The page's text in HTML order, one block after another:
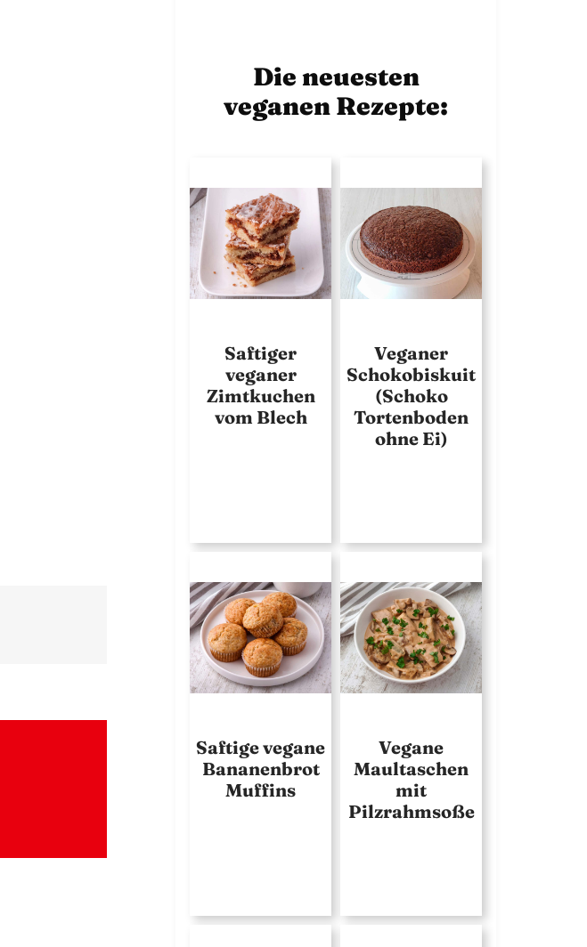
Die neuesten
veganen Rezepte:
Saftiger
veganer
Zimtkuchen
vom Blech
Veganer
Schokobiskuit
(Schoko
Tortenboden
ohne Ei)
Saftige vegane
Bananenbrot
Muffins
Vegane
Maultaschen
mit
Pilzrahmsoße